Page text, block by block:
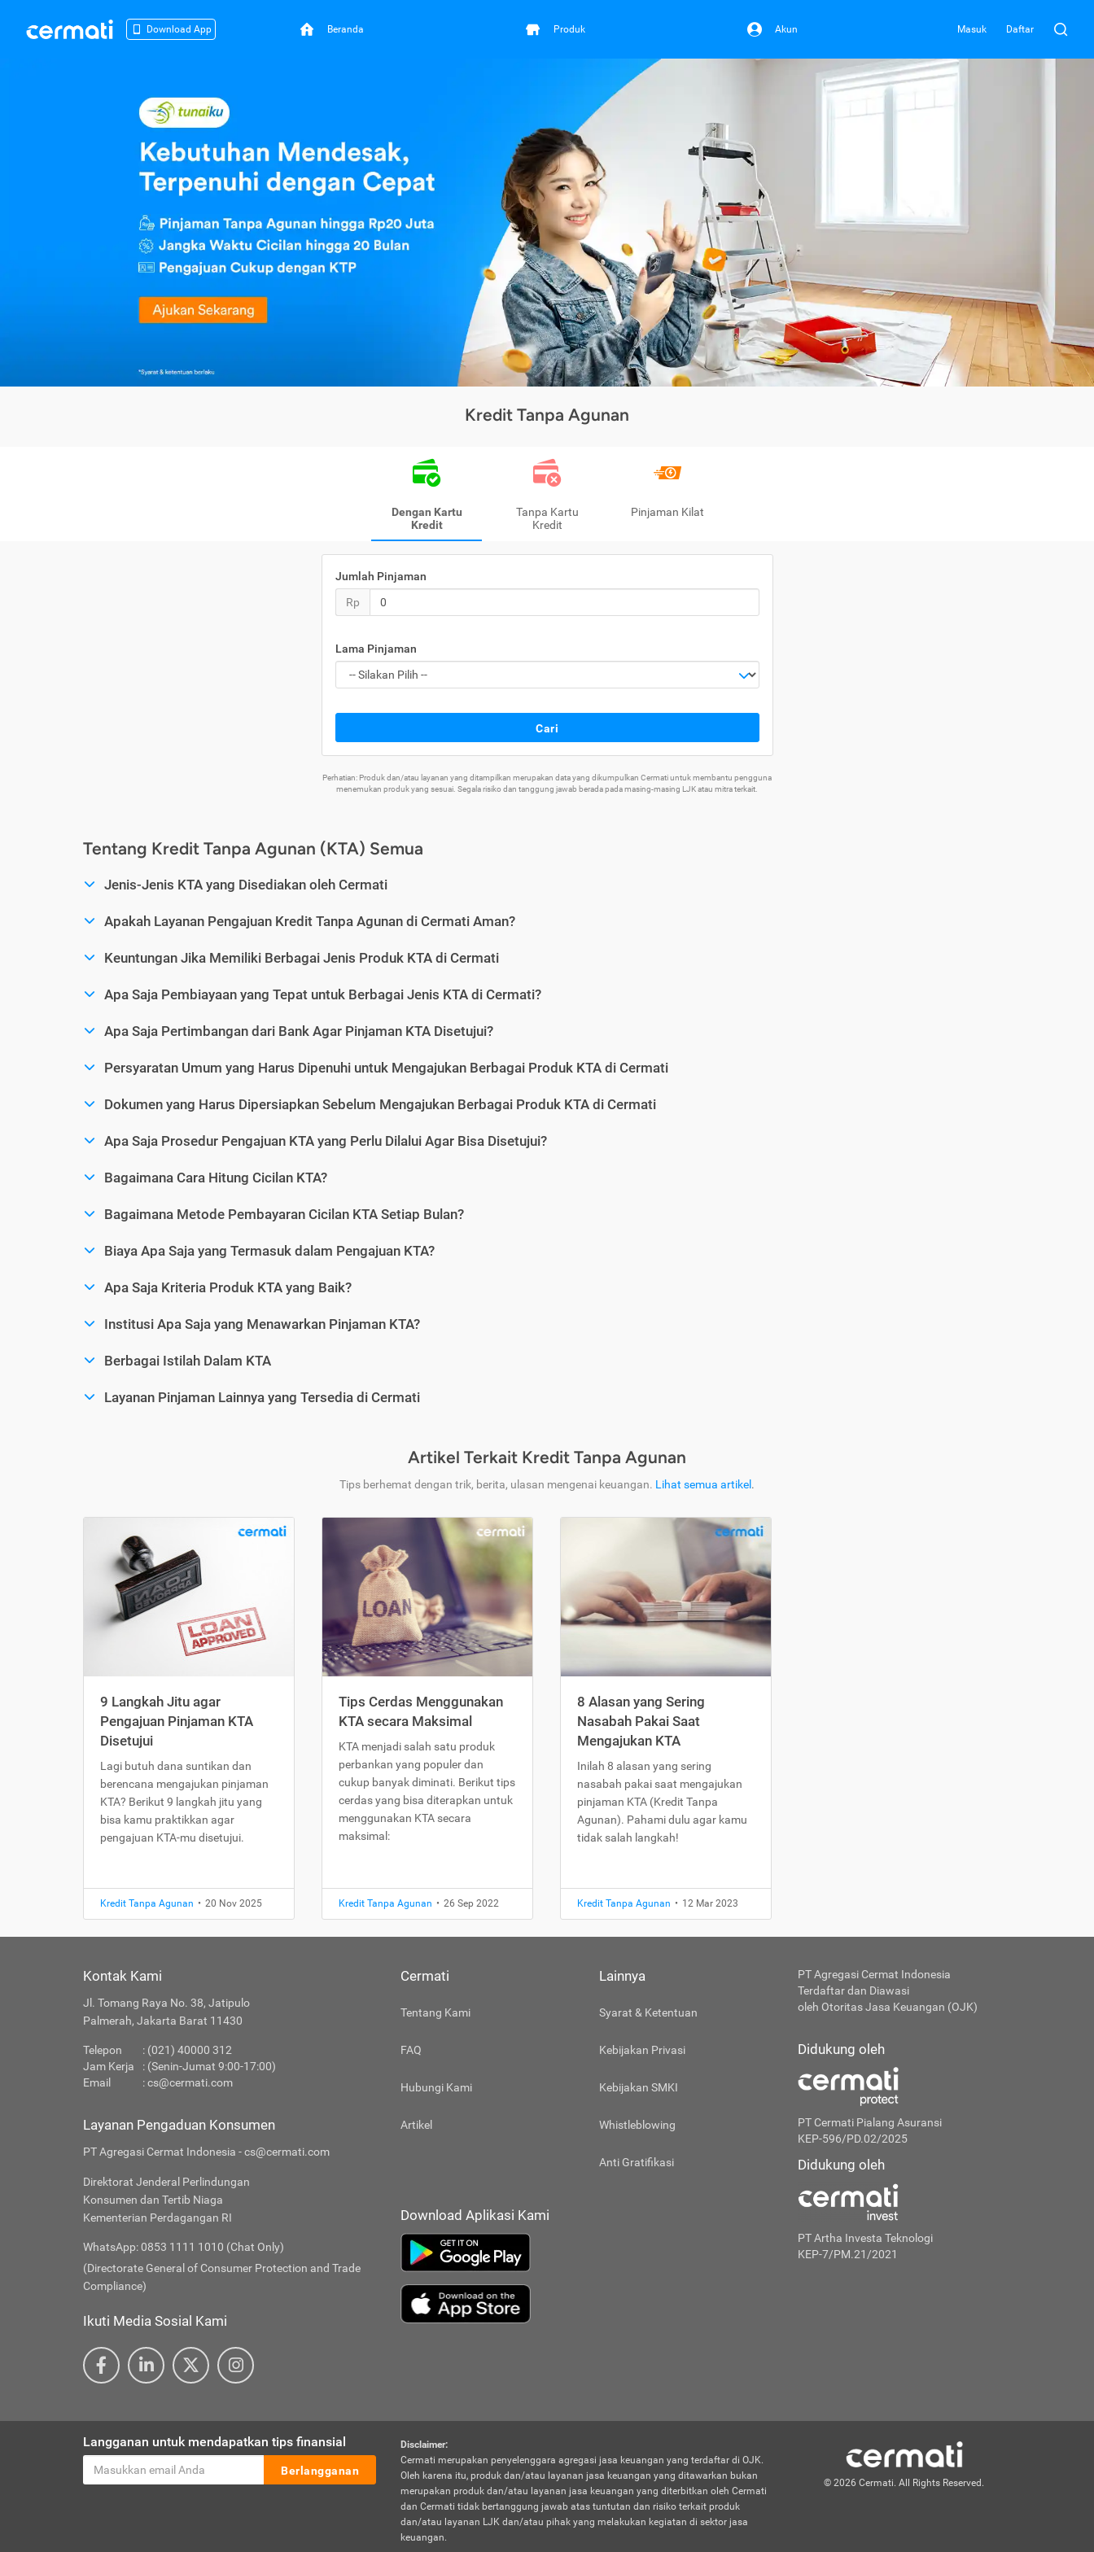
Download App Beranda Produk Akun Masuk Daftar
Kredit Tanpa Agunan
Dengan Kartu
Kredit
Tanpa Kartu
Kredit
Pinjaman Kilat
Jumlah Pinjaman
Rp
Lama Pinjaman
Cari
Perhatian: Produk dan/atau layanan yang ditampilkan merupakan data yang dikumpulkan Cermati untuk membantu pengguna
menemukan produk yang sesuai. Segala risiko dan tanggung jawab berada pada masing-masing LJK atau mitra terkait.
Tentang Kredit Tanpa Agunan (KTA) Semua
Jenis-Jenis KTA yang Disediakan oleh Cermati
Apakah Layanan Pengajuan Kredit Tanpa Agunan di Cermati Aman?
Keuntungan Jika Memiliki Berbagai Jenis Produk KTA di Cermati
Apa Saja Pembiayaan yang Tepat untuk Berbagai Jenis KTA di Cermati?
Apa Saja Pertimbangan dari Bank Agar Pinjaman KTA Disetujui?
Persyaratan Umum yang Harus Dipenuhi untuk Mengajukan Berbagai Produk KTA di Cermati
Dokumen yang Harus Dipersiapkan Sebelum Mengajukan Berbagai Produk KTA di Cermati
Apa Saja Prosedur Pengajuan KTA yang Perlu Dilalui Agar Bisa Disetujui?
Bagaimana Cara Hitung Cicilan KTA?
Bagaimana Metode Pembayaran Cicilan KTA Setiap Bulan?
Biaya Apa Saja yang Termasuk dalam Pengajuan KTA?
Apa Saja Kriteria Produk KTA yang Baik?
Institusi Apa Saja yang Menawarkan Pinjaman KTA?
Berbagai Istilah Dalam KTA
Layanan Pinjaman Lainnya yang Tersedia di Cermati
Artikel Terkait Kredit Tanpa Agunan
Tips berhemat dengan trik, berita, ulasan mengenai keuangan. Lihat semua artikel .
9 Langkah Jitu agar
Pengajuan Pinjaman KTA
Disetujui
Lagi butuh dana suntikan dan
berencana mengajukan pinjaman
KTA? Berikut 9 langkah jitu yang
bisa kamu praktikkan agar
pengajuan KTA-mu disetujui.
Kredit Tanpa Agunan • 20 Nov 2025
Tips Cerdas Menggunakan
KTA secara Maksimal
KTA menjadi salah satu produk
perbankan yang populer dan
cukup banyak diminati. Berikut tips
cerdas yang bisa diterapkan untuk
menggunakan KTA secara
maksimal:
Kredit Tanpa Agunan • 26 Sep 2022
8 Alasan yang Sering
Nasabah Pakai Saat
Mengajukan KTA
Inilah 8 alasan yang sering
nasabah pakai saat mengajukan
pinjaman KTA (Kredit Tanpa
Agunan). Pahami dulu agar kamu
tidak salah langkah!
Kredit Tanpa Agunan • 12 Mar 2023
Kontak Kami
Jl. Tomang Raya No. 38, Jatipulo
Palmerah, Jakarta Barat 11430
Telepon
: (021) 40000 312
Jam Kerja
: (Senin-Jumat 9:00-17:00)
Email
:cs@cermati.com
Layanan Pengaduan Konsumen
PT Agregasi Cermat Indonesia - cs@cermati.com
Direktorat Jenderal Perlindungan
Konsumen dan Tertib Niaga
Kementerian Perdagangan RI
WhatsApp: 0853 1111 1010 (Chat Only)
(Directorate General of Consumer Protection and Trade
Compliance)
Ikuti Media Sosial Kami
Cermati
Tentang Kami
FAQ
Hubungi Kami
Artikel
Lainnya
Syarat & Ketentuan
Kebijakan Privasi
Kebijakan SMKI
Whistleblowing
Anti Gratifikasi
Download Aplikasi Kami
PT Agregasi Cermat Indonesia
Terdaftar dan Diawasi
oleh Otoritas Jasa Keuangan (OJK)
Didukung oleh
PT Cermati Pialang Asuransi
KEP-596/PD.02/2025
Didukung oleh
PT Artha Investa Teknologi
KEP-7/PM.21/2021
Langganan untuk mendapatkan tips finansial
Berlangganan
Disclaimer:
Cermati merupakan penyelenggara agregasi jasa keuangan yang terdaftar di OJK.
Oleh karena itu, produk dan/atau layanan jasa keuangan yang ditawarkan bukan
merupakan produk dan/atau layanan jasa keuangan yang diterbitkan oleh Cermati
dan Cermati tidak bertanggung jawab atas tuntutan dan risiko terkait produk
dan/atau layanan LJK dan/atau pihak yang melakukan kegiatan di sektor jasa
keuangan.
© 2026 Cermati. All Rights Reserved.